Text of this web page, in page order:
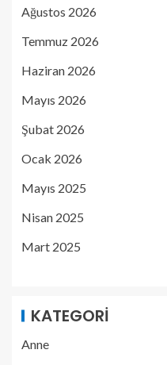
Ağustos 2026
Temmuz 2026
Haziran 2026
Mayıs 2026
Şubat 2026
Ocak 2026
Mayıs 2025
Nisan 2025
Mart 2025
KATEGORI
Anne